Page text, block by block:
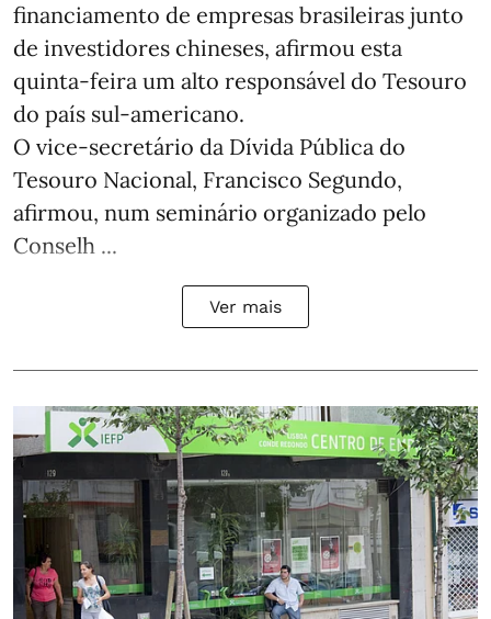
financiamento de empresas brasileiras junto
de investidores chineses, afirmou esta
quinta-feira um alto responsável do Tesouro
do país sul-americano.
O vice-secretário da Dívida Pública do
Tesouro Nacional, Francisco Segundo,
afirmou, num seminário organizado pelo
Conselh ...
Ver mais